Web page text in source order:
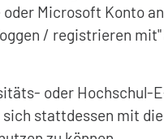
Microsoft Konto
/ registrieren mit"
oder Hochschul-
stattdessen mit